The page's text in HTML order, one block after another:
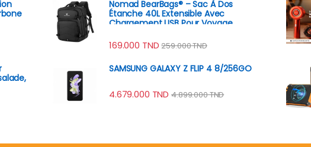
Nomad BearBags® – Sac À Dos
Étanche 40L Extensible Avec
Chargement USB Pour Voyage
169.000 TND 259.000TND
SAMSUNG GALAXY Z FLIP 4 8/256GO
4.679.000 TND 4.899.000TND